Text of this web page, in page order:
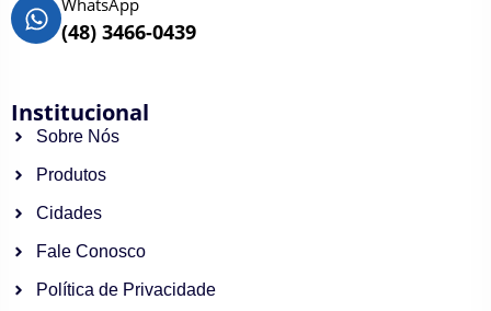
(48) 3466-0439
Institucional
Sobre Nós
Produtos
Cidades
Fale Conosco
Política de Privacidade